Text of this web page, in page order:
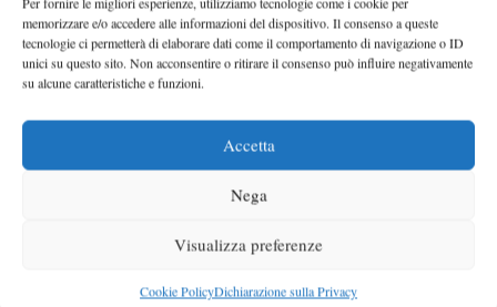
memorizzare e/o accedere alle informazioni del dispositivo. Il consenso a queste
tecnologie ci permetterà di elaborare dati come il comportamento di navigazione o ID
unici su questo sito. Non acconsentire o ritirare il consenso può influire negativamente
su alcune caratteristiche e funzioni.
Accetta
Nega
Visualizza preferenze
Cookie PolicyDichiarazione sulla Privacy
BMW Serie 3 cabrio e coupè